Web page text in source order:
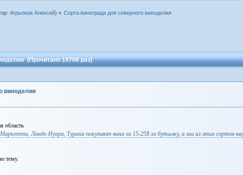
Агрызков Алексей) » Сорта винограда для северного виноделия
(Прочитано 19706 раз)
виноделия
область
Ландо Нуара, Турана покупают вина за 15-25$ за бутылку, а мы из этих сортов
тему.